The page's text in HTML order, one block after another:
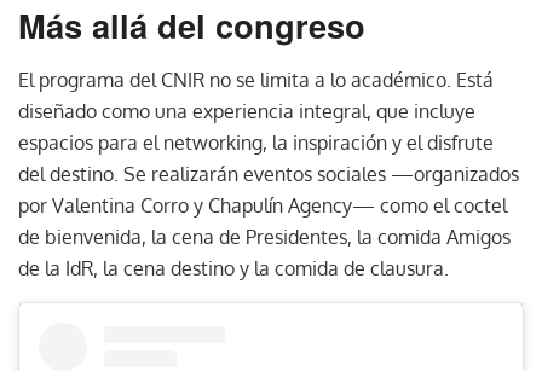
Más allá del congreso
El programa del CNIR no se limita a lo académico. Está
diseñado como una experiencia integral, que incluye
espacios para el networking, la inspiración y el disfrute
del destino. Se realizarán eventos sociales —organizados
por Valentina Corro y Chapulín Agency— como el coctel
de bienvenida, la cena de Presidentes, la comida Amigos
de la IdR, la cena destino y la comida de clausura.